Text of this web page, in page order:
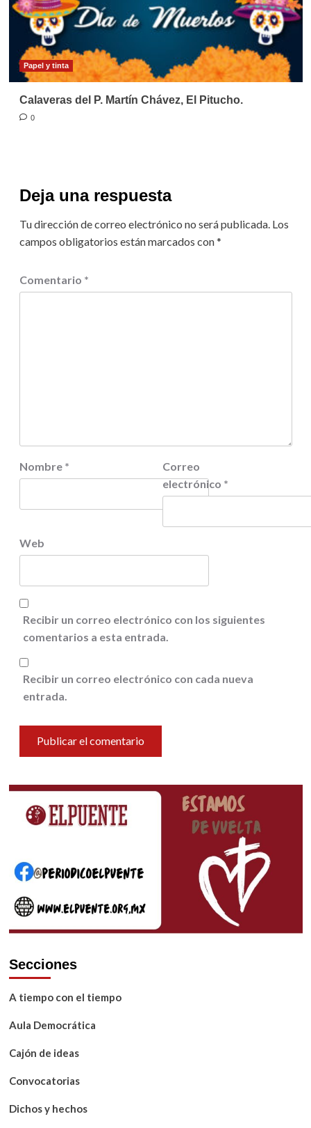
Papel y tinta
Calaveras del P. Martín Chávez, El Pitucho.
0
Deja una respuesta
Tu dirección de correo electrónico no será publicada. Los
campos obligatorios están marcados con*
Comentario *
Nombre *
Correo
electrónico *
Web
Recibir un correo electrónico con los siguientes
comentarios a esta entrada.
Recibir un correo electrónico con cada nueva
entrada.
Secciones
A tiempo con el tiempo
Aula Democrática
Cajón de ideas
Convocatorias
Dichos y hechos